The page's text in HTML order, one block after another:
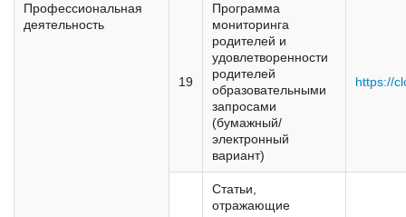
Профессиональная
деятельность
19
Программа
мониторинга
родителей и
удовлетворенности
родителей
образовательными
запросами
(бумажный/
электронный
вариант)
https://
Статьи,
отражающие